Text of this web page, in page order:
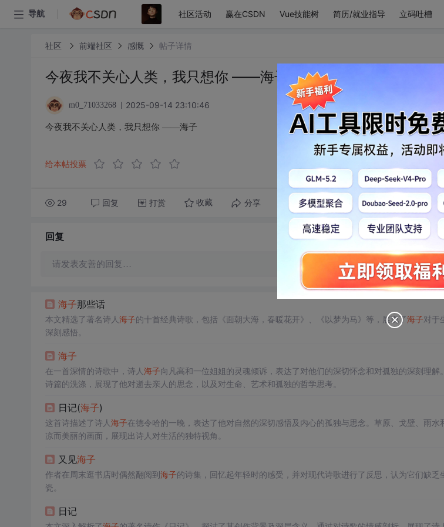
导航 社区活动 赢在CSDN Vue技能树 简历/就业指导 立码吐槽
社区 前端社区 感慨 帖子详情
今夜我不关心人类，我只想你 ——海子
m0_71033268 2025-09-14 23:10:46
今夜我不关心人类，我只想你 ——海子
给本帖投票
29 回复 打赏 收藏 分享 转发到动态 举报
回复
请发表友善的回复…
海子那些话
本文精选了著名诗人 海子的十首经典诗歌，包括《面朝大海，春暖花开》、《以梦为马》等，展现了海子对于
深刻感悟。
海子
在一首深情的诗歌中，诗人 海子向凡高和一位姐姐的灵魂倾诉，表达了对他们的深切怀念和对孤独的深刻理解
诗篇的洗涤，展现了他对逝去亲人的思念，以及对生命、艺术和孤独的哲学思考。
日记(海子)
这首诗描述了诗人 海子在德令哈的一晚，表达了他对自然的深切感悟及内心的孤独与思念。草原、戈壁、雨水
凉而美丽的画面，展现出诗人对生活的独特视角。
又见海子
作者在周末逛书店时偶然翻阅到海子的诗集，回忆起年轻时的感受，并对现代诗歌进行了反思，认为它们缺乏
瓷。
日记